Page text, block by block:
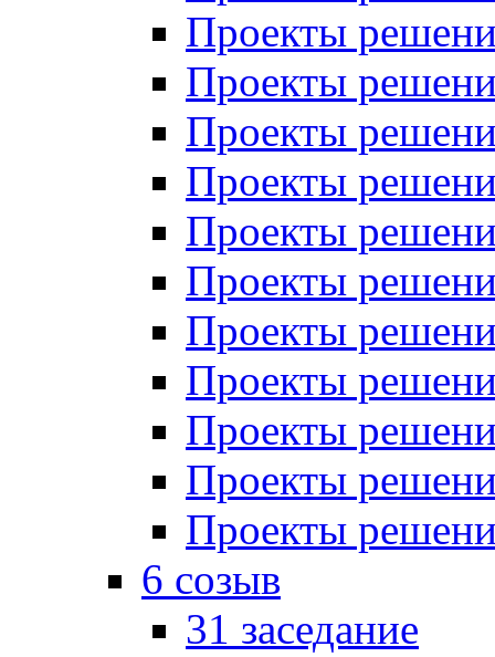
Проекты
Проекты
Проекты
Проекты
Проекты
Проекты
Проекты
Проекты
Проекты
Проекты
Проекты
6 созыв
31 заседание